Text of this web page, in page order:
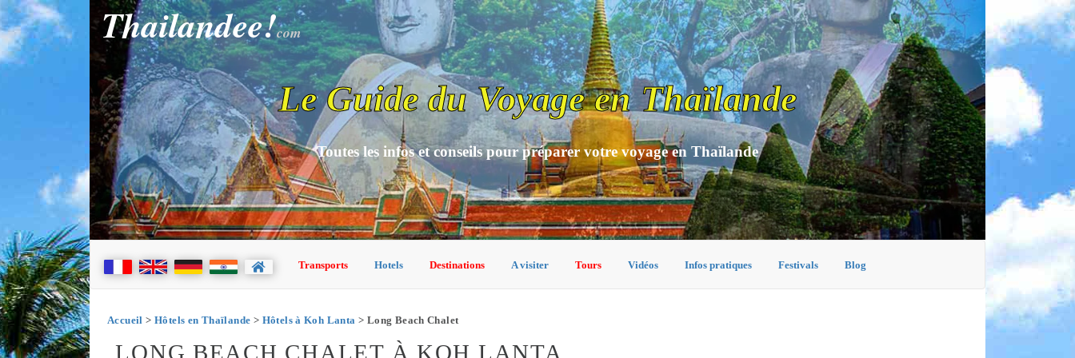
Thailandee!com
Le Guide du Voyage en Thaïlande
Toutes les infos et conseils pour préparer votre voyage en Thaïlande
Transports Hotels Destinations A visiter Tours Vidéos Infos pratiques Festivals Blog
Accueil > Hôtels en Thaïlande > Hôtels à Koh Lanta > Long Beach Chalet
LONG BEACH CHALET À KOH LANTA